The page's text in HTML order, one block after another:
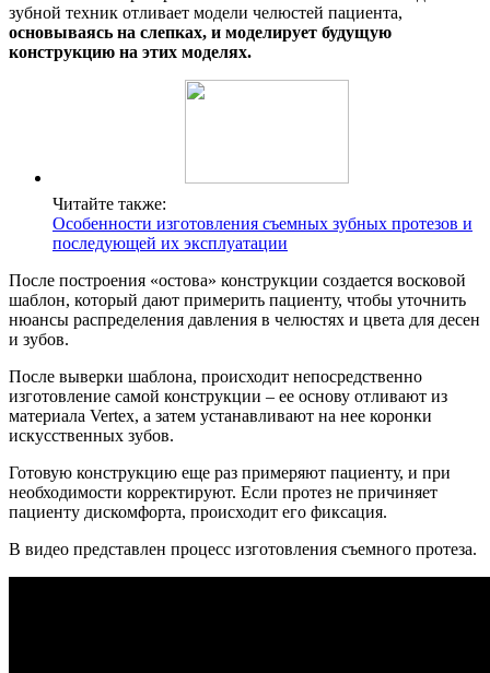
зубной техник отливает модели челюстей пациента,
основываясь на слепках, и моделирует будущую
конструкцию на этих моделях.
Читайте также:
Особенности изготовления съемных зубных протезов и
последующей их эксплуатации
После построения «остова» конструкции создается восковой
шаблон, который дают примерить пациенту, чтобы уточнить
нюансы распределения давления в челюстях и цвета для десен
и зубов.
После выверки шаблона, происходит непосредственно
изготовление самой конструкции – ее основу отливают из
материала Vertex, а затем устанавливают на нее коронки
искусственных зубов.
Готовую конструкцию еще раз примеряют пациенту, и при
необходимости корректируют. Если протез не причиняет
пациенту дискомфорта, происходит его фиксация.
В видео представлен процесс изготовления съемного протеза.